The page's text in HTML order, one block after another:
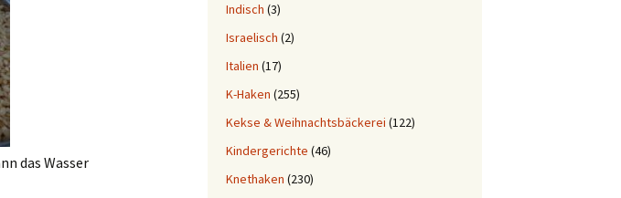
das Wasser
Indisch (3)
Israelisch (2)
Italien (17)
K-Haken (255)
Kekse & Weihnachtsbäckerei (122)
Kindergerichte (46)
Knethaken (230)